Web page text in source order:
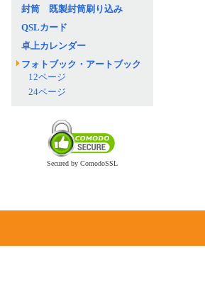
封筒 既製封筒刷り込み
QSLカード
卓上カレンダー
フォトブック・アートブック
12ページ
24ページ
Secured by ComodoSSL